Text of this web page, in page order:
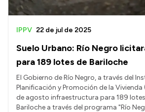
Suelo Urbano: Río Negro
para 189 lotes de Bariloche
IPPV 22 de jul de 2025
El Gobierno de Río Negro, a través del
Planificación y Promoción de la Vivienda
de agosto infraestructura para 189
Bariloche a través del programa "Río